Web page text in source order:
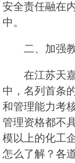
安全责任融在
中。
二、加强
在江苏天
中，名列首条
和管理能力考
管理资格都不
模以上的化工
怎么了解？各